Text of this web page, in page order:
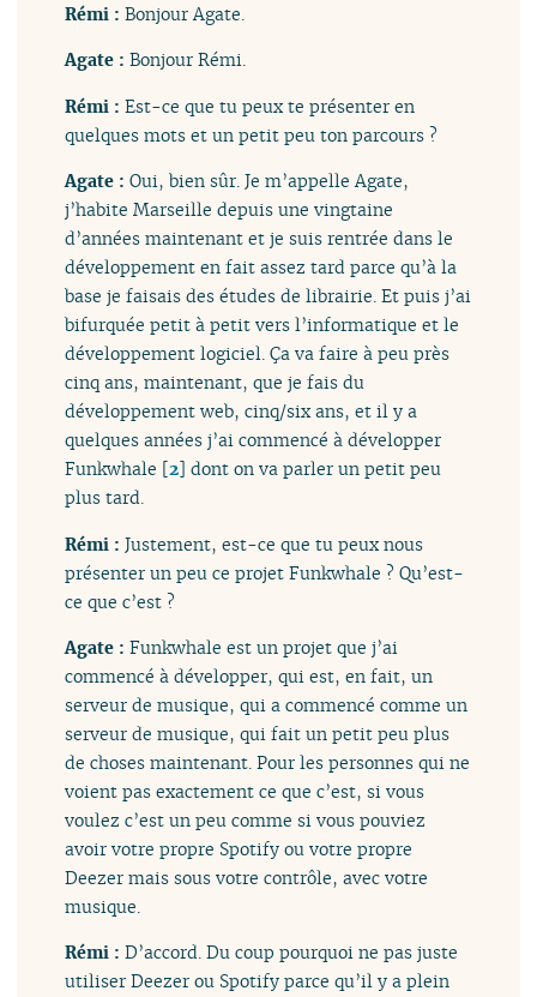
Rémi :Bonjour Agate.
Agate :Bonjour Rémi.
Rémi :Est-ce que tu peux te présenter en
quelques mots et un petit peu ton parcours ?
Agate :Oui, bien sûr. Je m’appelle Agate,
j’habite Marseille depuis une vingtaine
d’années maintenant et je suis rentrée dans le
développement en fait assez tard parce qu’à la
base je faisais des études de librairie. Et puis j’ai
bifurquée petit à petit vers l’informatique et le
développement logiciel. Ça va faire à peu près
cinq ans, maintenant, que je fais du
développement web, cinq/six ans, et il y a
quelques années j’ai commencé à développer
Funkwhale [2] dont on va parler un petit peu
plus tard.
Rémi :Justement, est-ce que tu peux nous
présenter un peu ce projet Funkwhale ? Qu’est-
ce que c’est ?
Agate :Funkwhale est un projet que j’ai
commencé à développer, qui est, en fait, un
serveur de musique, qui a commencé comme un
serveur de musique, qui fait un petit peu plus
de choses maintenant. Pour les personnes qui ne
voient pas exactement ce que c’est, si vous
voulez c’est un peu comme si vous pouviez
avoir votre propre Spotify ou votre propre
Deezer mais sous votre contrôle, avec votre
musique.
Rémi :D’accord. Du coup pourquoi ne pas juste
utiliser Deezer ou Spotify parce qu’il y a plein